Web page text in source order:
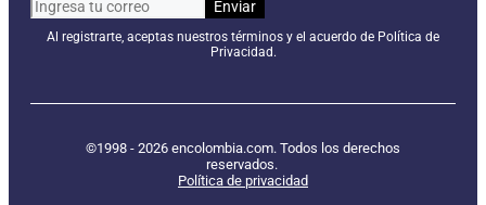
Al registrarte, aceptas nuestros términos y el acuerdo de Política de
Privacidad.
©1998 - 2026 encolombia.com. Todos los derechos
reservados.
Política de privacidad